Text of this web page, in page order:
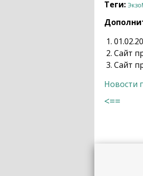
Теги:
Сайт
Сайт
Новости
<==